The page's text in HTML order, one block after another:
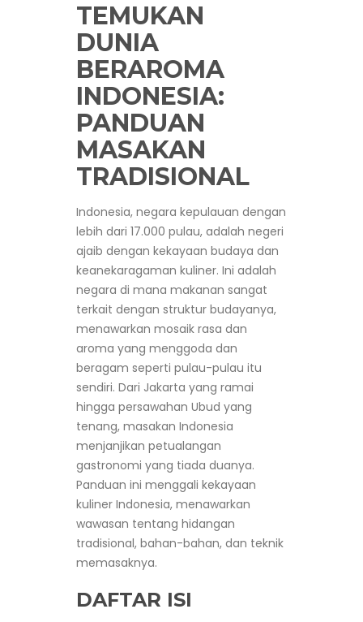
TEMUKAN
DUNIA
BERAROMA
INDONESIA:
PANDUAN
MASAKAN
TRADISIONAL
Indonesia, negara kepulauan dengan
lebih dari 17.000 pulau, adalah negeri
ajaib dengan kekayaan budaya dan
keanekaragaman kuliner. Ini adalah
negara di mana makanan sangat
terkait dengan struktur budayanya,
menawarkan mosaik rasa dan
aroma yang menggoda dan
beragam seperti pulau-pulau itu
sendiri. Dari Jakarta yang ramai
hingga persawahan Ubud yang
tenang, masakan Indonesia
menjanjikan petualangan
gastronomi yang tiada duanya.
Panduan ini menggali kekayaan
kuliner Indonesia, menawarkan
wawasan tentang hidangan
tradisional, bahan-bahan, dan teknik
memasaknya.
DAFTAR ISI